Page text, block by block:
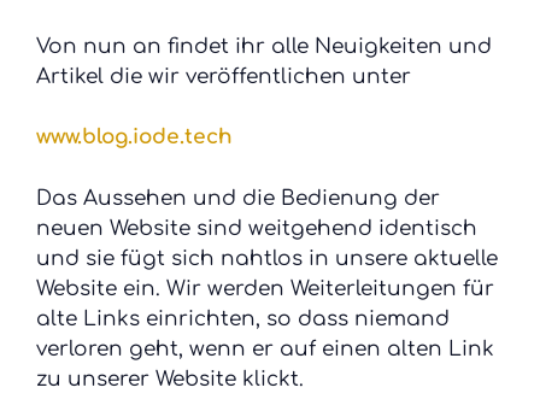
Von nun an findet ihr alle Neuigkeiten und
Artikel die wir veröffentlichen unter
www.blog.iode.tech
Das Aussehen und die Bedienung der
neuen Website sind weitgehend identisch
und sie fügt sich nahtlos in unsere aktuelle
Website ein. Wir werden Weiterleitungen für
alte Links einrichten, so dass niemand
verloren geht, wenn er auf einen alten Link
zu unserer Website klickt.